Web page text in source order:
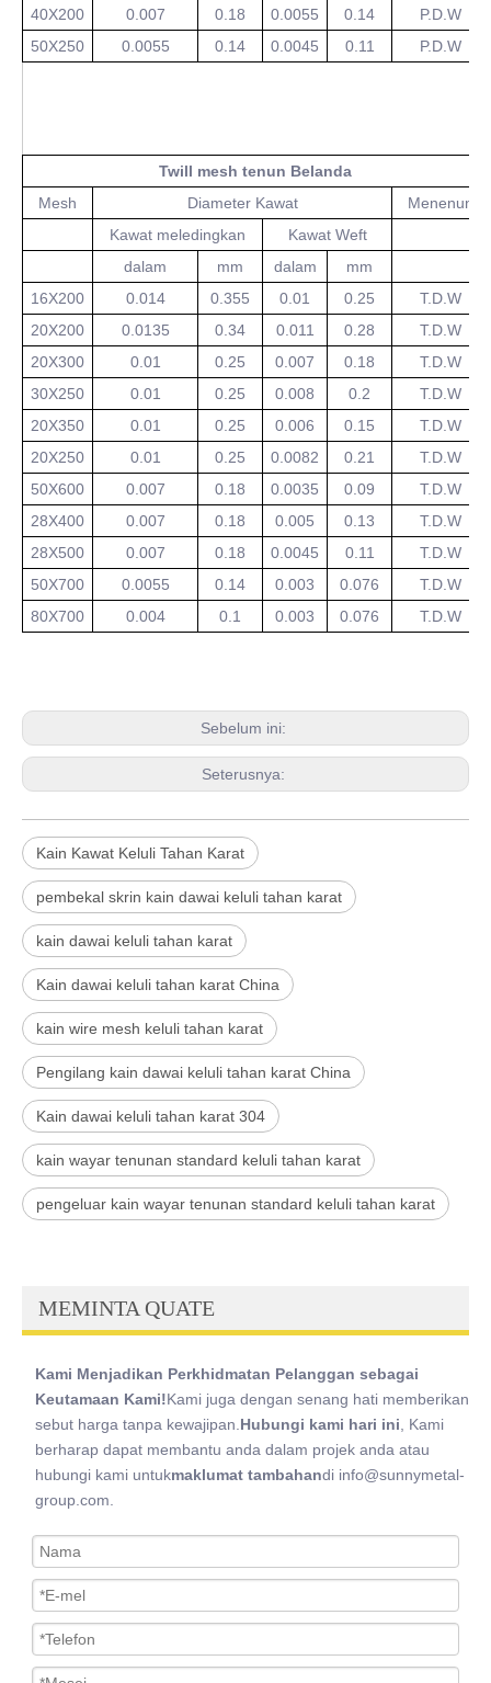
40X200 0.007 0.18 0.0055 0.14
P.D.W
50X250
0.0055 0.14 0.0045 0.11 P.D.W
Twill mesh tenun Belanda
Mesh
Diameter Kawat
Menenun
Kawat meledingkan
Kawat Weft
dalam
mm dalam
mm
16X200
0.014 0.355 0.01 0.25
T.D.W
20X200
0.0135 0.34 0.011 0.28
T.D.W
20X300
0.01 0.25 0.007 0.18
T.D.W
30X250
0.01 0.25 0.008 0.2
T.D.W
20X350
0.01 0.25 0.006 0.15
T.D.W
20X250
0.01 0.25 0.0082 0.21
T.D.W
50X600
0.007 0.18 0.0035 0.09
T.D.W
28X400
0.007 0.18 0.005 0.13
T.D.W
28X500
0.007 0.18 0.0045 0.11
T.D.W
50X700
0.0055 0.14 0.003 0.076
T.D.W
80X700
0.004 0.1 0.003 0.076 T.D.W
Sebelum ini:
Seterusnya:
Kain Kawat Keluli Tahan Karat
pembekal skrin kain dawai keluli tahan karat
kain dawai keluli tahan karat
Kain dawai keluli tahan karat China
kain wire mesh keluli tahan karat
Pengilang kain dawai keluli tahan karat China
Kain dawai keluli tahan karat 304
kain wayar tenunan standard keluli tahan karat
pengeluar kain wayar tenunan standard keluli tahan karat
MEMINTA QUATE
Kami Menjadikan Perkhidmatan Pelanggan sebagai
Keutamaan Kami!Kami juga dengan senang hati memberikan
sebut harga tanpa kewajipan. Hubungi kami hari ini , Kami
berharap dapat membantu anda dalam projek anda atau
hubungi kami untukmaklumat tambahandi info@sunnymetal-
group.com.